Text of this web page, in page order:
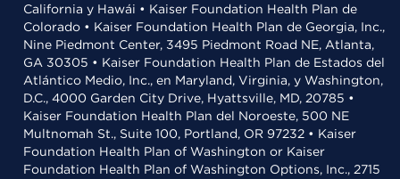
California y Hawái • Kaiser Foundation Health Plan de
Colorado • Kaiser Foundation Health Plan de Georgia, Inc.,
Nine Piedmont Center, 3495 Piedmont Road NE, Atlanta,
GA 30305 • Kaiser Foundation Health Plan de Estados del
Atlántico Medio, Inc., en Maryland, Virginia, y Washington,
D.C., 4000 Garden City Drive, Hyattsville, MD, 20785 •
Kaiser Foundation Health Plan del Noroeste, 500 NE
Multnomah St., Suite 100, Portland, OR 97232 • Kaiser
Foundation Health Plan of Washington or Kaiser
Foundation Health Plan of Washington Options, Inc., 2715